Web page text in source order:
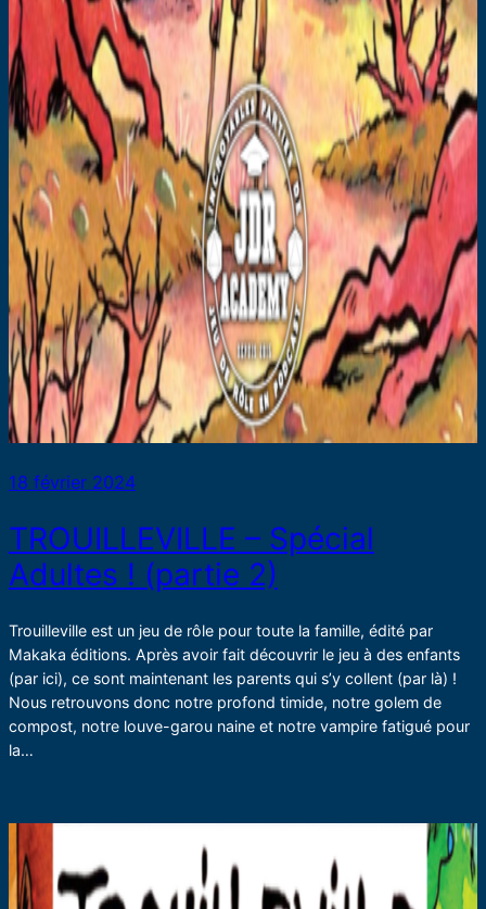
18 février 2024
TROUILLEVILLE – Spécial
Adultes ! (partie 2)
Trouilleville est un jeu de rôle pour toute la famille, édité par
Makaka éditions. Après avoir fait découvrir le jeu à des enfants
(par ici), ce sont maintenant les parents qui s’y collent (par là) !
Nous retrouvons donc notre profond timide, notre golem de
compost, notre louve-garou naine et notre vampire fatigué pour
la…